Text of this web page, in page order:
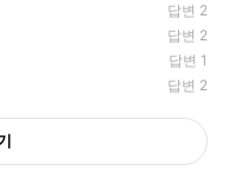
답변 2
답변 2
답변 1
답변 2